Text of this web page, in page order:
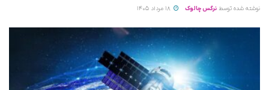
نوشته شده توسط نرگس چالوک